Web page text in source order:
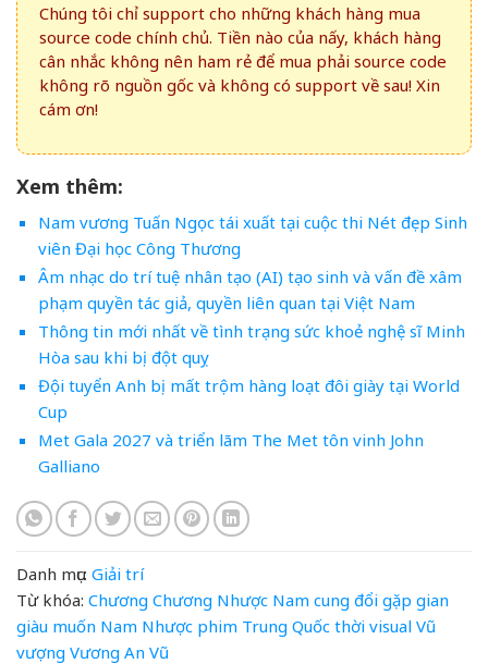
Chúng tôi chỉ support cho những khách hàng mua
source code chính chủ. Tiền nào của nấy, khách hàng
cân nhắc không nên ham rẻ để mua phải source code
không rõ nguồn gốc và không có support về sau! Xin
cám ơn!
Xem thêm:
Nam vương Tuấn Ngọc tái xuất tại cuộc thi Nét đẹp Sinh
viên Đại học Công Thương
Âm nhạc do trí tuệ nhân tạo (AI) tạo sinh và vấn đề xâm
phạm quyền tác giả, quyền liên quan tại Việt Nam
Thông tin mới nhất về tình trạng sức khoẻ nghệ sĩ Minh
Hòa sau khi bị đột quỵ
Đội tuyển Anh bị mất trộm hàng loạt đôi giày tại World
Cup
Met Gala 2027 và triển lãm The Met tôn vinh John
Galliano
Danh mục: Giải trí
Từ khóa: Chương Chương Nhược Nam cung đổi gặp gian
giàu muốn Nam Nhược phim Trung Quốc thời visual Vũ
vượng Vương An Vũ